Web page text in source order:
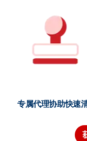
专属代理协助快速